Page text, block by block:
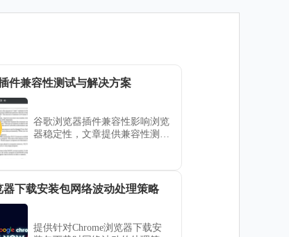
件兼容性测试与解决方案
谷歌浏览器插件兼容性影响浏览
器稳定性，文章提供兼容性测试
器下载安装包网络波动处理策略
提供针对Chrome浏览器下载安